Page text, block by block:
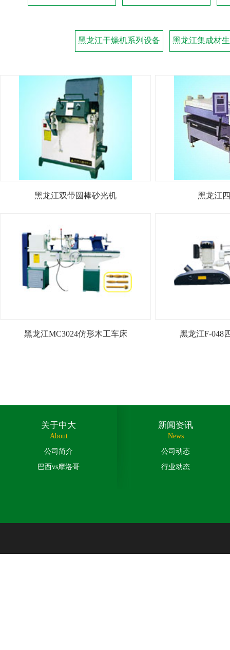
黑龙江干燥机系列设备 黑龙江集成材
黑龙江双带圆棒砂光机 黑龙江
黑龙江MC3024仿形木工车床 黑龙江F-048
关于中大
About
公司简介
巴西vs摩洛哥
新闻资讯
News
公司动态
行业动态